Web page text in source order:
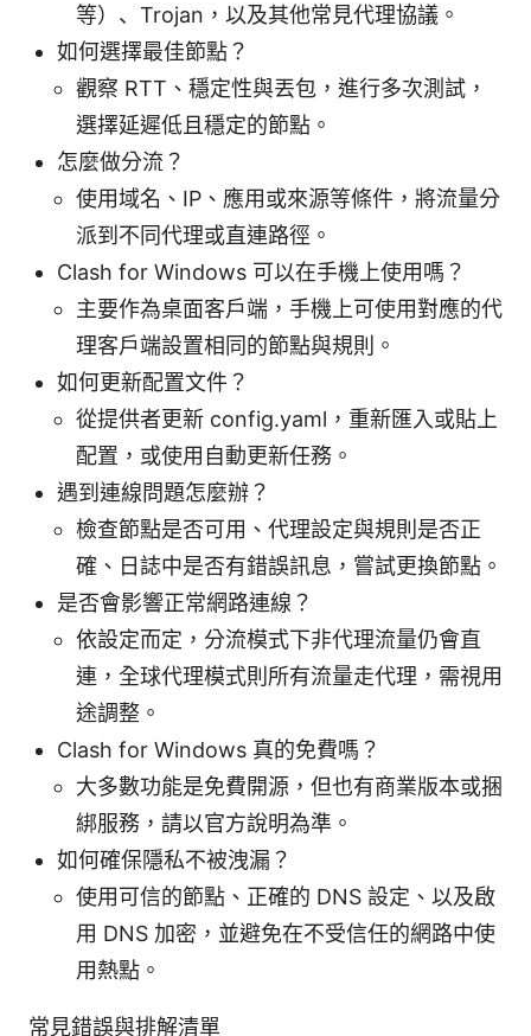
等）、Trojan，以及其他常見代理協議。
如何選擇最佳節點？
觀察 RTT、穩定性與丟包，進行多次測試，
選擇延遲低且穩定的節點。
怎麼做分流？
使用域名、IP、應用或來源等條件，將流量分
派到不同代理或直連路徑。
Clash for Windows 可以在手機上使用嗎？
主要作為桌面客戶端，手機上可使用對應的代
理客戶端設置相同的節點與規則。
如何更新配置文件？
從提供者更新 config.yaml，重新匯入或貼上
配置，或使用自動更新任務。
遇到連線問題怎麼辦？
檢查節點是否可用、代理設定與規則是否正
確、日誌中是否有錯誤訊息，嘗試更換節點。
是否會影響正常網路連線？
依設定而定，分流模式下非代理流量仍會直
連，全球代理模式則所有流量走代理，需視用
途調整。
Clash for Windows 真的免費嗎？
大多數功能是免費開源，但也有商業版本或捆
綁服務，請以官方說明為準。
如何確保隱私不被洩漏？
使用可信的節點、正確的 DNS 設定、以及啟
用 DNS 加密，並避免在不受信任的網路中使
用熱點。
常見錯誤與排解清單